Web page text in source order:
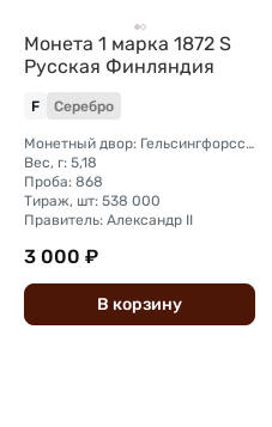
Монета 1 марка 1872 S
Русская Финляндия
F Серебро
Монетный двор: Гельсингфорсский монетный двор (Финляндия)
Вес, г: 5,18
Проба: 868
Тираж, шт: 538 000
Правитель: Александр II
3 000 ₽
В корзину